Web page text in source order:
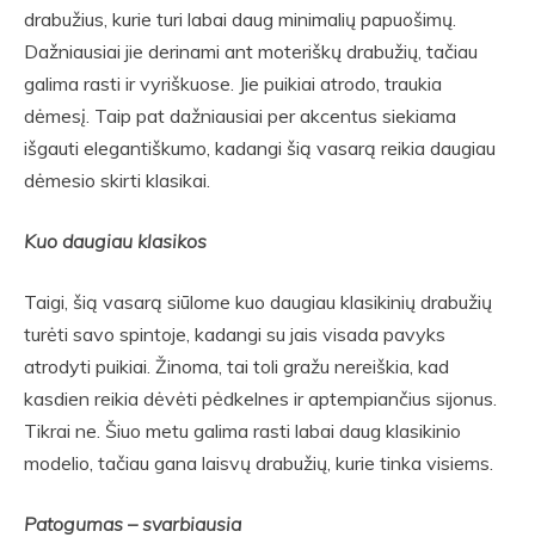
drabužius, kurie turi labai daug minimalių papuošimų.
Dažniausiai jie derinami ant moteriškų drabužių, tačiau
galima rasti ir vyriškuose. Jie puikiai atrodo, traukia
dėmesį. Taip pat dažniausiai per akcentus siekiama
išgauti elegantiškumo, kadangi šią vasarą reikia daugiau
dėmesio skirti klasikai.
Kuo daugiau klasikos
Taigi, šią vasarą siūlome kuo daugiau klasikinių drabužių
turėti savo spintoje, kadangi su jais visada pavyks
atrodyti puikiai. Žinoma, tai toli gražu nereiškia, kad
kasdien reikia dėvėti pėdkelnes ir aptempiančius sijonus.
Tikrai ne. Šiuo metu galima rasti labai daug klasikinio
modelio, tačiau gana laisvų drabužių, kurie tinka visiems.
Patogumas – svarbiausia